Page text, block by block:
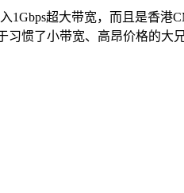
1Gbps超大带宽，而且是香
惯了小带宽、高昂价格的大